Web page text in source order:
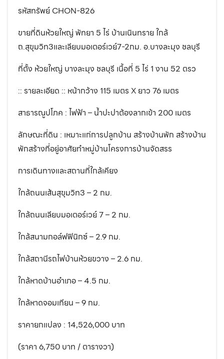
รหัสทรัพย์ CHON-826
ขายที่ดินห้วยใหญ่ พัทยา 5 ไร่ บ้านเนินทราย ใกล้
ถ.สุขุมวิท3และเลียบมอเตอร์เวย์7-2กม. อ.บางละมุง ชลบุรี
ที่ตั้ง ห้วยใหญ่ บางละมุง ชลบุรี เนื้อที่ 5 ไร่ 1 งาน 52 ตรว
:: รายละเอียด :: หน้ากว้าง 115 เมตร X ยาว 76 เมตร
สาธารณูปโภค : ไฟฟ้า – น้ำปะปาต้องลากเข้า 200 เมตร
ลักษณะที่ดิน : เหมาะแก่การปลูกบ้าน สร้างบ้านพัก สร้างบ้าน
พักสร้างที่อยู่อาศัยทำหมู่บ้านโครงการบ้านจัดสรร
การเดินทางและสถานที่ใกล้เคียง
ใกล้ถนนเส้นสุขุมวิท3 – 2 กม.
ใกล้ถนนเลียบมอเตอร์เวย์ 7 – 2 กม.
ใกล้สนามกอล์ฟฟินิกซ์ – 2.9 กม.
ใกล้สถานีรถไฟบ้านห้วยขวาง – 2.6 กม.
ใกล้หาดบ้านอำเภอ – 4.5 กม.
ใกล้หาดจอมเทียน – 9 กม.
ราคายกแปลง : 14,526,000 บาท
(ราคา 6,750 บาท / ตารางวา)